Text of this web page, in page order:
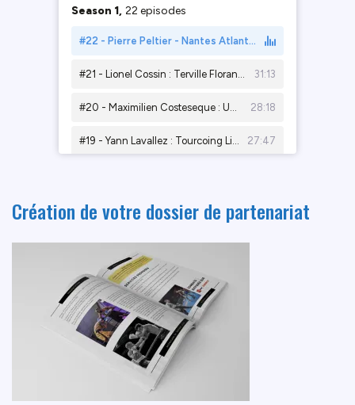
Création de votre dossier de partenariat